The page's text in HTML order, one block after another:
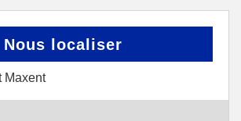
Nous localiser
Maxent